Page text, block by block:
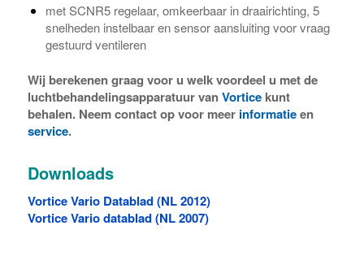
met SCNR5 regelaar, omkeerbaar in draairichting, 5
snelheden instelbaar en sensor aansluiting voor vraag
gestuurd ventileren
Wij berekenen graag voor u welk voordeel u met de
luchtbehandelingsapparatuur vanVorticekunt
behalen. Neem contact op voor meer informatieen
service.
Downloads
Vortice Vario Datablad (NL 2012)
Vortice Vario datablad (NL 2007)